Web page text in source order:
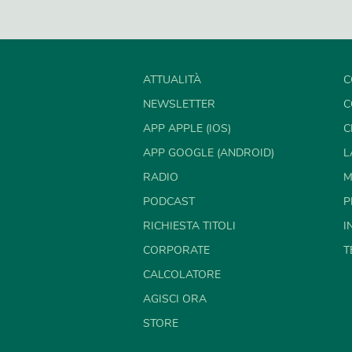
ATTUALITÀ
NEWSLETTER
APP APPLE (IOS)
APP GOOGLE (ANDROID)
RADIO
PODCAST
RICHIESTA TITOLI
CORPORATE
CALCOLATORE
AGISCI ORA
STORE